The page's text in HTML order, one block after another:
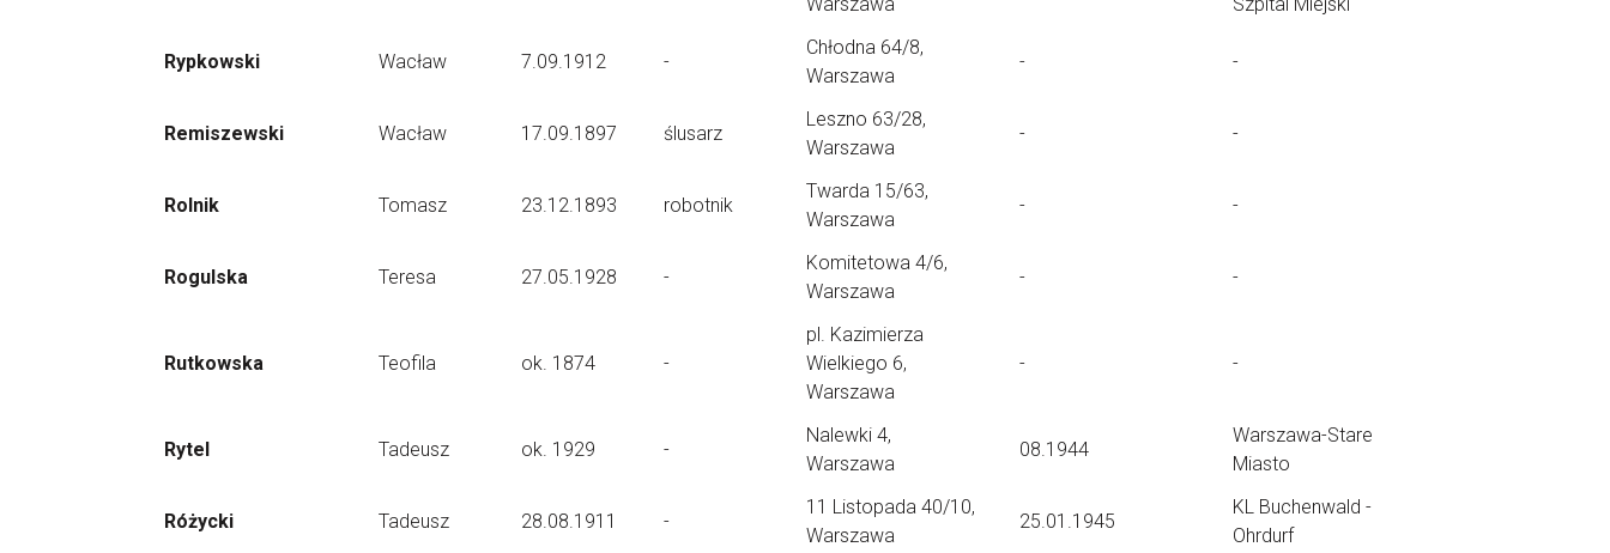
Rypkowski Wacław 7.09.1912 -
Chłodna 64/8,
Warszawa
- -
Remiszewski Wacław 17.09.1897 ślusarz
Leszno 63/28,
Warszawa
- -
Rolnik Tomasz 23.12.1893 robotnik
Twarda 15/63,
Warszawa
- -
Rogulska Teresa 27.05.1928 -
Komitetowa 4/6,
Warszawa
- -
Rutkowska Teofila ok. 1874 -
pl. Kazimierza
Wielkiego 6,
Warszawa
- -
Rytel Tadeusz ok. 1929 -
Nalewki 4,
Warszawa
08.1944
Warszawa-Stare
Miasto
Różycki Tadeusz 28.08.1911 -
11 Listopada 40/10,
Warszawa
25.01.1945
KL Buchenwald -
Ohrdurf